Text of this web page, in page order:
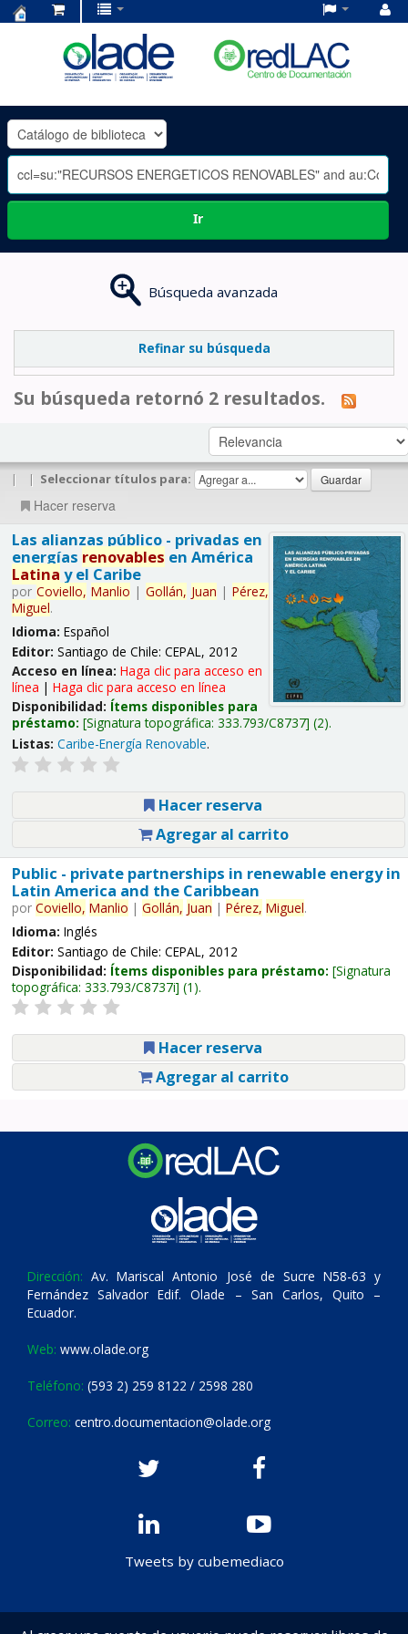
OLADE
-
Ir
Búsqueda avanzada
Refinar su búsqueda
Su búsqueda retornó 2 resultados.
| | Seleccionar títulos para:
Hacer reserva
Las alianzas público - privadas en
energías renovables en América
Latina y el Caribe
por Coviello, Manlio | Gollán, Juan | Pérez,
Miguel.
Idioma: Español
Editor: Santiago de Chile: CEPAL, 2012
Acceso en línea: Haga clic para acceso en
línea | Haga clic para acceso en línea
Disponibilidad: Ítems disponibles para
préstamo: Signatura topográfica: 333.793/C8737 (2).
Listas: Caribe-Energía Renovable.
Hacer reserva
Agregar al carrito
Public - private partnerships in renewable energy in
Latin America and the Caribbean
por Coviello, Manlio | Gollán, Juan | Pérez, Miguel.
Idioma: Inglés
Editor: Santiago de Chile: CEPAL, 2012
Disponibilidad: Ítems disponibles para préstamo: Signatura
topográfica: 333.793/C8737i (1).
Hacer reserva
Agregar al carrito
Dirección: Av. Mariscal Antonio José de Sucre N58-63 y
Fernández Salvador Edif. Olade – San Carlos, Quito –
Ecuador.
Web: www.olade.org
Teléfono: (593 2) 259 8122 / 2598 280
Correo: centro.documentacion@olade.org
Tweets by cubemediaco